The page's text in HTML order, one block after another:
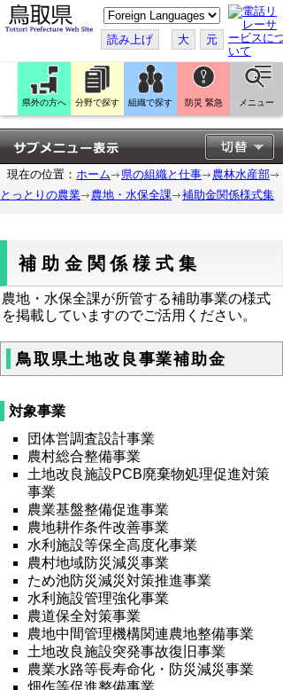
こ
の
ペ
ー
ジ
翻
訳
す
る
読み上げ 大 元
県外の方へ 分野で探す 組織で探す 防災 緊急 メニュー
現在の位置： ホーム 県の組織と仕事
農林水産部
とっとりの農業
農地・水保全課 補助金関係様式集
補助金関係様式集
農地・水保全課が所管する補助事業の様式
を掲載していますのでご活用ください。
鳥取県土地改良事業補助金
対象事業
団体営調査設計事業
農村総合整備事業
土地改良施設PCB廃棄物処理促進対策
事業
農業基盤整備促進事業
農地耕作条件改善事業
水利施設等保全高度化事業
農村地域防災減災事業
ため池防災減災対策推進事業
水利施設管理強化事業
農道保全対策事業
農地中間管理機構関連農地整備事業
土地改良施設突発事故復旧事業
農業水路等長寿命化・防災減災事業
畑作等促進整備事業